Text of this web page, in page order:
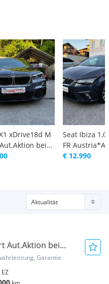
xDrive18d M
bei
Seat Ibiza 1,0
FR
Finanzi...
€ 12.990
Aut.Aktion bei
Garantie
EZ